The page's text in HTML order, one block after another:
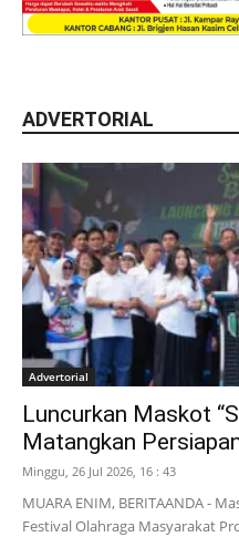
ADVERTORIAL
Advertorial
Luncurkan Maskot
Matangkan
Minggu, 26 Jul 2026, 16 : 43
MUARA ENIM, BERITAANDA -
Festival Olahraga Masyarakat